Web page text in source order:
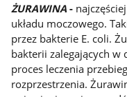
ŻURAWINA-
układu moczowego.
przez bakterie E. coli.
bakterii zalegających w
proces leczenia
rozprzestrzenia.